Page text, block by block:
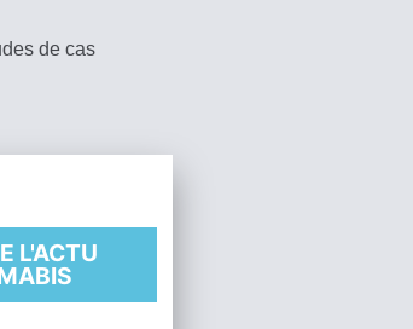
de cas
L'ACTU